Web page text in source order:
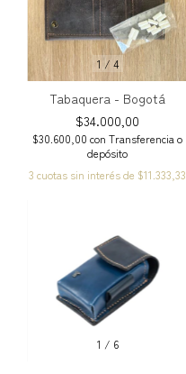
1 /4
Tabaquera - Bogotá
$34.000,00
$30.600,00 con Transferencia o
depósito
3 cuotas sin interés de $11.333,33
1 / 6